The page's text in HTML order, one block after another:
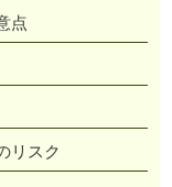
点
リスク